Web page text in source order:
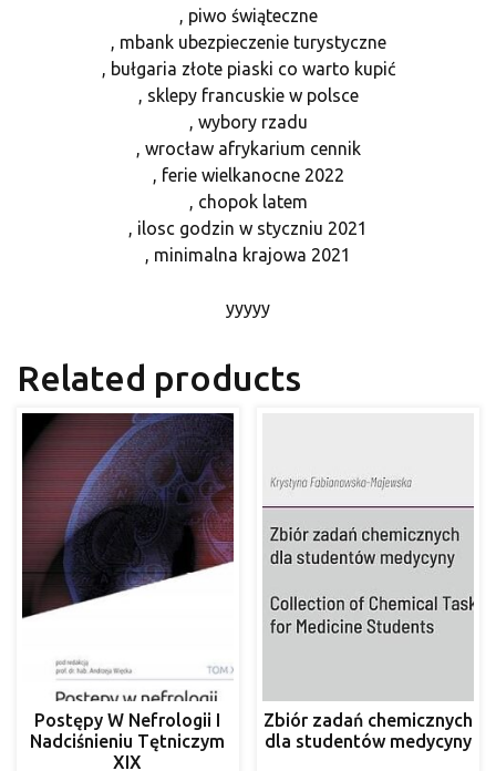
, piwo świąteczne
, mbank ubezpieczenie turystyczne
, bułgaria złote piaski co warto kupić
, sklepy francuskie w polsce
, wybory rzadu
, wrocław afrykarium cennik
, ferie wielkanocne 2022
, chopok latem
, ilosc godzin w styczniu 2021
, minimalna krajowa 2021
yyyyy
Related products
Postępy W Nefrologii I
Nadciśnieniu Tętniczym
XIX
Zbiór zadań chemicznych
dla studentów medycyny